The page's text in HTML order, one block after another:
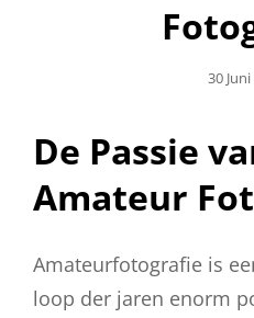
30
De Passie
Amateur
Amateurfotografie is
loop der jaren enorm